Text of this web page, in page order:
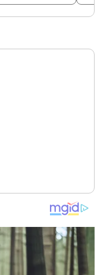
esta actividad
asno